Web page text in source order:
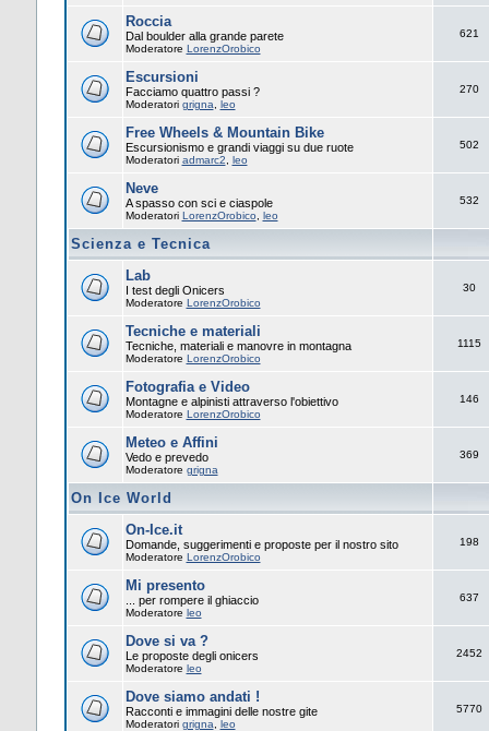
Roccia
Dal boulder alla grande parete
Moderatore LorenzOrobico
621
Escursioni
Facciamo quattro passi ?
Moderatori grigna leo
270
Free Wheels & Mountain Bike
Escursionismo e grandi viaggi su due ruote
Moderatori admarc2 leo
502
Neve
A spasso con sci e ciaspole
Moderatori LorenzOrobico leo
532
Scienza e Tecnica
Lab
I test degli Onicers
Moderatore LorenzOrobico
30
Tecniche e materiali
Tecniche, materiali e manovre in montagna
Moderatore LorenzOrobico
1115
Fotografia e Video
Montagne e alpinisti attraverso l'obiettivo
Moderatore LorenzOrobico
146
Meteo e Affini
Vedo e prevedo
Moderatore grigna
369
On Ice World
On-Ice.it
Domande, suggerimenti e proposte per il nostro sito
Moderatore LorenzOrobico
198
Mi presento
... per rompere il ghiaccio
Moderatore leo
637
Dove si va ?
Le proposte degli onicers
Moderatore leo
2452
Dove siamo andati !
Racconti e immagini delle nostre gite
Moderatori grigna leo
5770